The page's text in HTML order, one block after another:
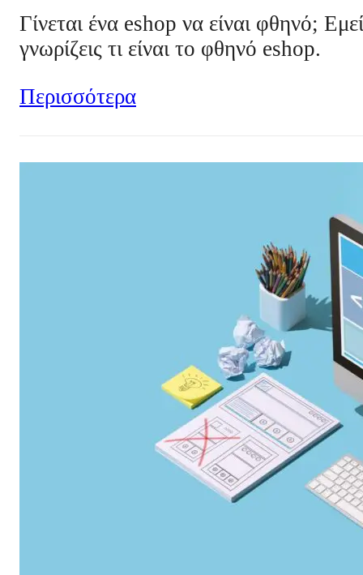
Γίνεται ένα eshop να είναι φθηνό;
γνωρίζεις τι είναι το φθηνό eshop.
Περισσότερα